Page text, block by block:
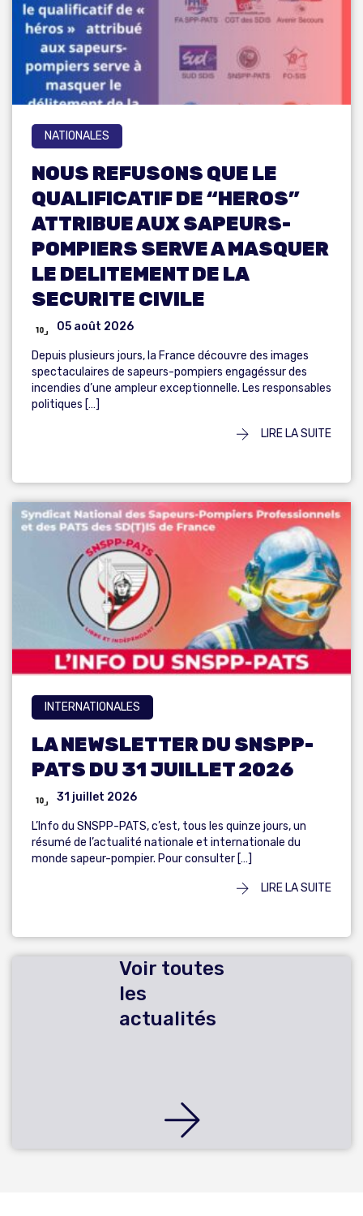
NATIONALES
NOUS REFUSONS QUE LE
QUALIFICATIF DE “HEROS”
ATTRIBUE AUX SAPEURS-
POMPIERS SERVE A MASQUER
LE DELITEMENT DE LA
SECURITE CIVILE
05 août 2026
Depuis plusieurs jours, la France découvre des images
spectaculaires de sapeurs-pompiers engagéssur des
incendies d’une ampleur exceptionnelle. Les responsables
politiques […]
LIRE LA SUITE
INTERNATIONALES
LA NEWSLETTER DU SNSPP-
PATS DU 31 JUILLET 2026
31 juillet 2026
L’Info du SNSPP-PATS, c’est, tous les quinze jours, un
résumé de l’actualité nationale et internationale du
monde sapeur-pompier. Pour consulter […]
LIRE LA SUITE
Voir toutes
les
actualités